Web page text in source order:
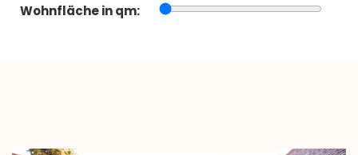
Wohnfläche in qm: